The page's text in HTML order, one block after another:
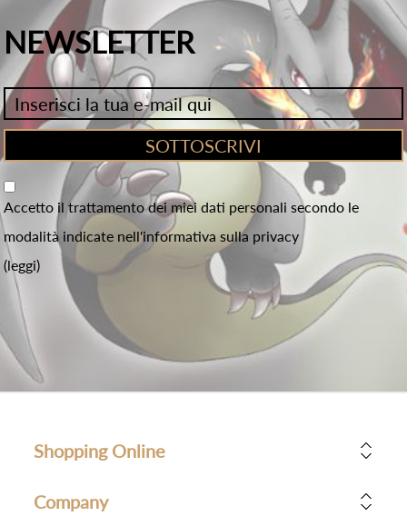
NEWSLETTER
Accetto il trattamento dei miei dati personali secondo le
modalità indicate nell'informativa sulla privacy
(leggi)
Shopping Online
Company